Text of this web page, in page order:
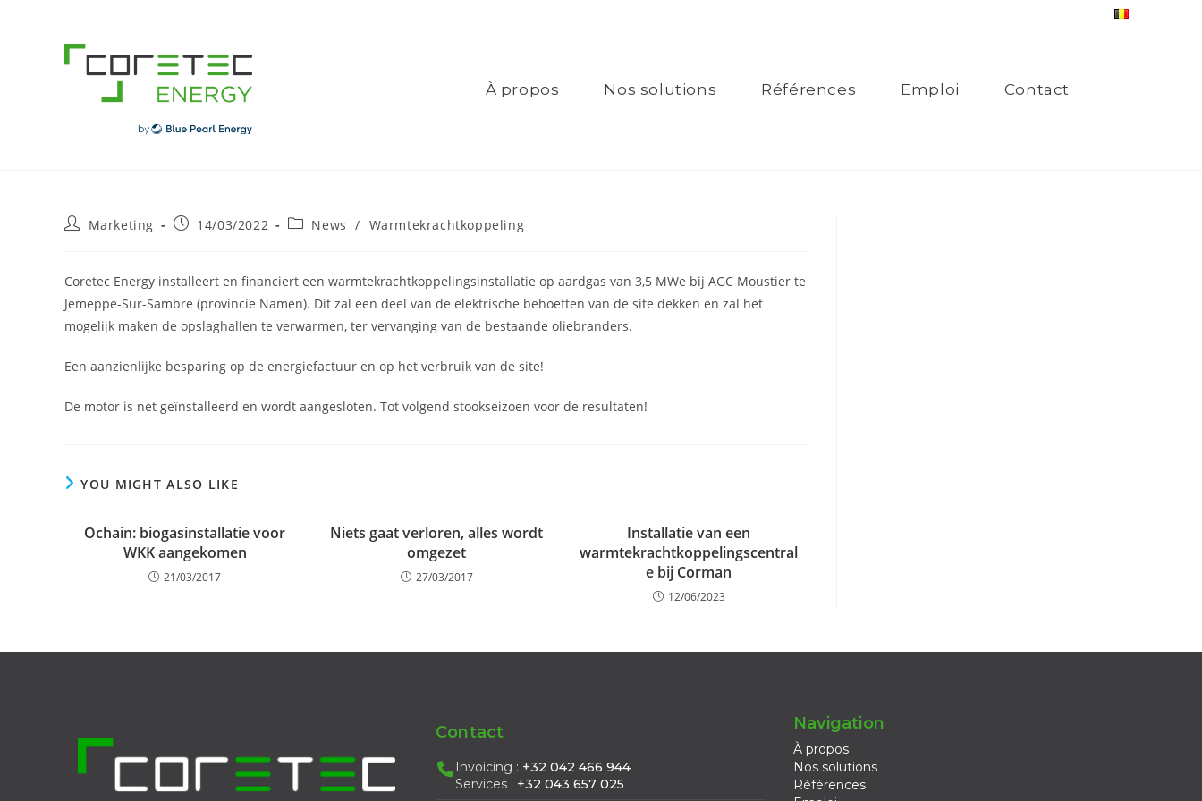
À propos Nos solutions Références Emploi Contact
PostMarketing
Post14/03/2022
PostNews / Warmtekrachtkoppeling
Coretec Energy installeert en financiert een warmtekrachtkoppelingsinstallatie op aardgas van 3,5 MWe bij AGC Moustier te
Jemeppe-Sur-Sambre (provincie Namen). Dit zal een deel van de elektrische behoeften van de site dekken en zal het
mogelijk maken de opslaghallen te verwarmen, ter vervanging van de bestaande oliebranders.
Een aanzienlijke besparing op de energiefactuur en op het verbruik van de site!
De motor is net geïnstalleerd en wordt aangesloten. Tot volgend stookseizoen voor de resultaten!
YOU MIGHT ALSO LIKE
Ochain: biogasinstallatie voor
WKK aangekomen
21/03/2017
Niets gaat verloren, alles wordt
omgezet
27/03/2017
Installatie van een
warmtekrachtkoppelingscentral
e bij Corman
12/06/2023
Contact
Invoicing : +32 042 466 944
Services : +32 043 657 025
Navigation
À propos
Nos solutions
Références